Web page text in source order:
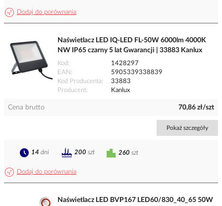
Dodaj do porównania
Naświetlacz LED IQ-LED FL-50W 6000lm 4000K
NW IP65 czarny 5 lat Gwarancji | 33883 Kanlux
Kod
1428297
EAN
5905339338839
Kod Producenta
33883
Producent
Kanlux
Cena brutto 70,86 zł/szt
Pokaż szczegóły
Dodaj do porównania
260 szt
14 dni 200 szt
Naświetlacz LED BVP167 LED60/830_40_65 50W